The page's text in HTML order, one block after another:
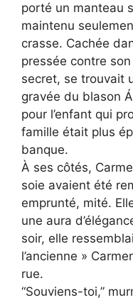
porté un manteau
maintenu
crasse. Cachée
pressée contre
secret, se trouvait
gravée du blason
pour l’enfant qui
famille était plus
banque.
À ses côtés,
soie avaient été
emprunté, mité.
une aura
soir, elle
l’ancienne »
rue.
“Souviens-toi,”